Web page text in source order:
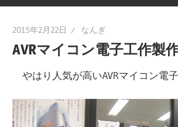
2015年2月22日 なんぎ
AVRマイコン電子工作製
やはり人気が高いAVRマイコン電子